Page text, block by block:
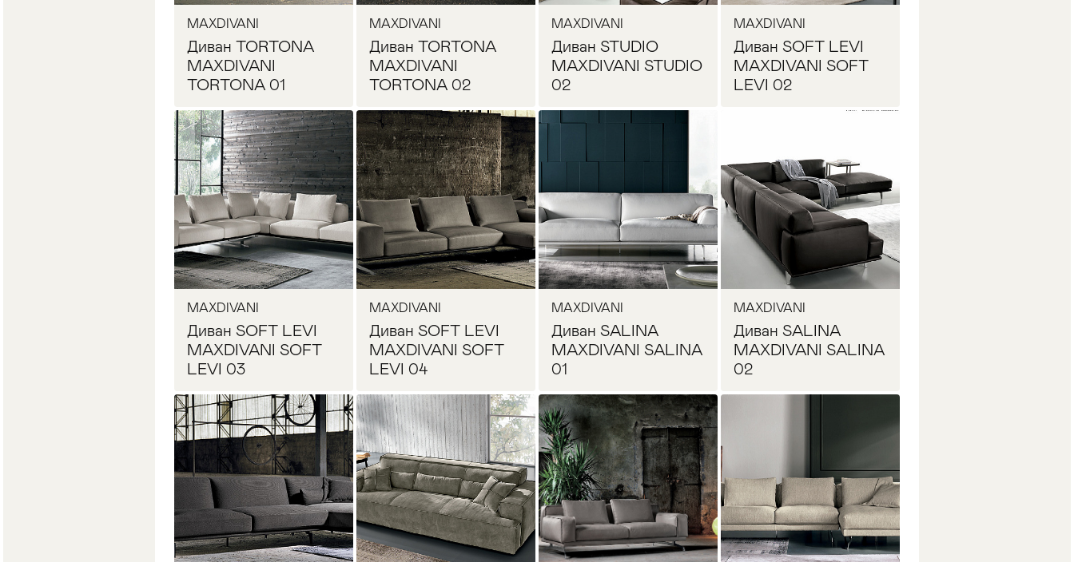
Запросить цену
MAXDIVANI
Диван TORTONA
MAXDIVANI
TORTONA 01
Запросить цену
MAXDIVANI
Диван TORTONA
MAXDIVANI
TORTONA 02
Запросить цену
MAXDIVANI
Диван STUDIO
MAXDIVANI STUDIO
02
Запросить цену
MAXDIVANI
Диван SOFT LEVI
MAXDIVANI SOFT
LEVI 02
Запросить цену
MAXDIVANI
Диван SOFT LEVI
MAXDIVANI SOFT
LEVI 03
Запросить цену
MAXDIVANI
Диван SOFT LEVI
MAXDIVANI SOFT
LEVI 04
Запросить цену
MAXDIVANI
Диван SALINA
MAXDIVANI SALINA
01
MAXDIVANI
Диван SALINA
MAXDIVANI SALINA
02